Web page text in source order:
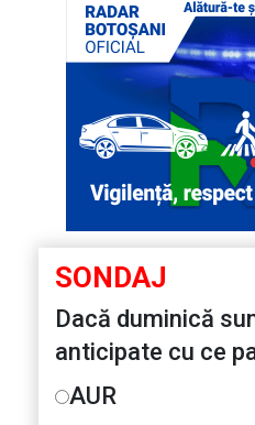
SONDAJ
Dacă duminică
anticipate cu ce
AUR